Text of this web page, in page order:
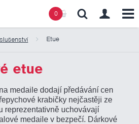
0
Etue
etue
medaile dodají předávání cen
krabičky nejčastěji ze
reprezentativně uchovávají
medaile v bezpečí. Dárkové